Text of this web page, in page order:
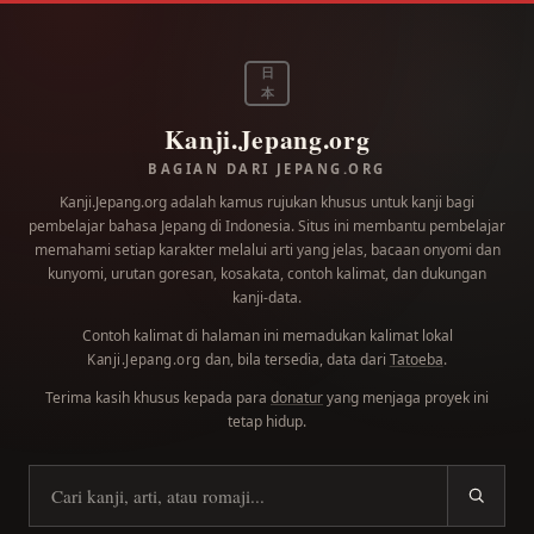
日
本
Kanji.Jepang.org
BAGIAN DARI JEPANG.ORG
Kanji.Jepang.org adalah kamus rujukan khusus untuk kanji bagi
pembelajar bahasa Jepang di Indonesia. Situs ini membantu pembelajar
memahami setiap karakter melalui arti yang jelas, bacaan onyomi dan
kunyomi, urutan goresan, kosakata, contoh kalimat, dan dukungan
kanji-data.
Contoh kalimat di halaman ini memadukan kalimat lokal
Kanji.Jepang.org dan, bila tersedia, data dari Tatoeba.
Terima kasih khusus kepada para donaturyang menjaga proyek ini
tetap hidup.
Cari kanji